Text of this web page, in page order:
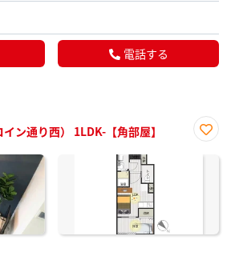
電話する
ン通り西） 1LDK-【角部屋】
に入